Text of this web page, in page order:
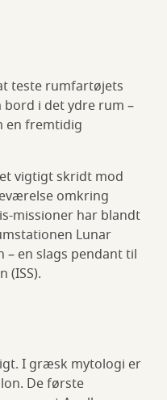
teste rumfartøjets
i det ydre rum –
en fremtidig
vigtigt skridt mod
omkring
missioner har blandt
Lunar
– en slags pendant til
(ISS).
I græsk mytologi er
De første